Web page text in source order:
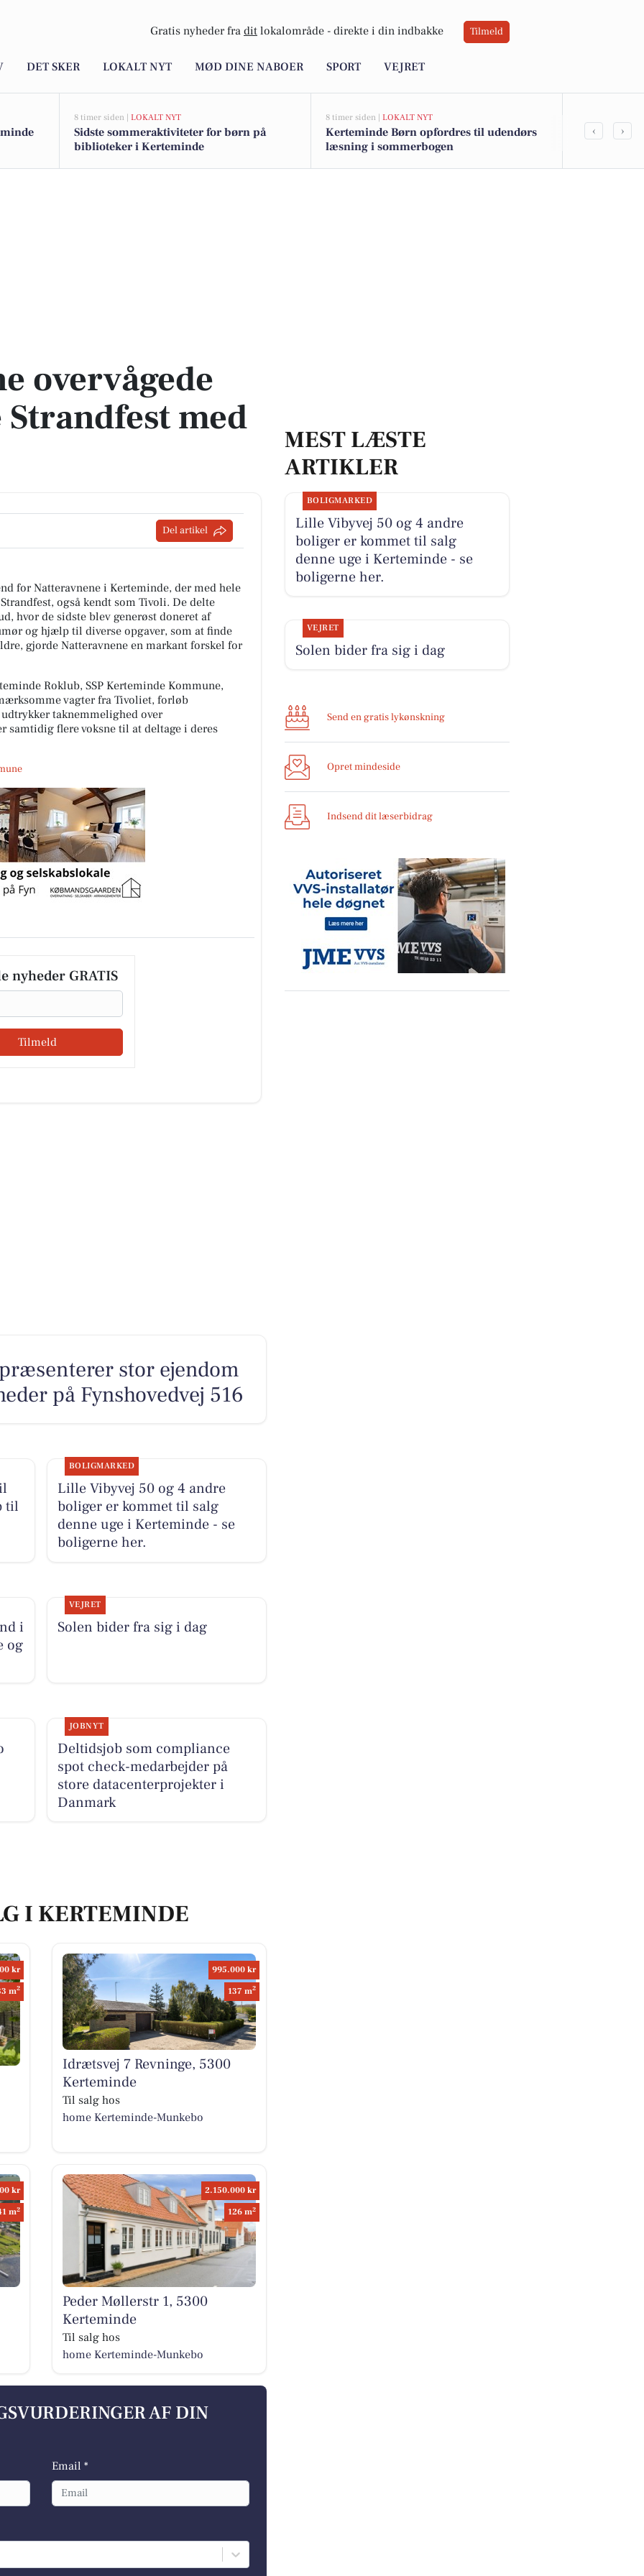
Gratis nyheder fra dit lokalområde - direkte i din indbakke Tilmeld
DET SKER LOKALT NYT MØD DINE NABOER SPORT VEJRET
8 timer siden | LOKALT NYT
Sidste sommeraktiviteter for børn på
biblioteker i Kerteminde
8 timer siden | LOKALT NYT
Kerteminde Børn opfordres til udendørs
læsning i sommerbogen
‹ ›
med stor succes
overvågede
med
Del artikel
for Natteravnene i Kerteminde, der med hele
også kendt som Tivoli. De delte
hvor de sidste blev generøst doneret af
og hjælp til diverse opgaver, som at finde
gjorde Natteravnene en markant forskel for
Roklub, SSP Kerteminde Kommune,
vagter fra Tivoliet, forløb
taknemmelighed over
samtidig flere voksne til at deltage i deres
nyheder GRATIS
Tilmeld
MEST LÆSTE
ARTIKLER
BOLIGMARKED
Lille Vibyvej 50 og 4 andre
boliger er kommet til salg
denne uge i Kerteminde - se
boligerne her.
VEJRET
Solen bider fra sig i dag
Send en gratis lykønskning
Opret mindeside
Indsend dit læserbidrag
stor ejendom
på Fynshovedvej 516
til
BOLIGMARKED
Lille Vibyvej 50 og 4 andre
boliger er kommet til salg
denne uge i Kerteminde - se
boligerne her.
i
og
VEJRET
Solen bider fra sig i dag
JOBNYT
Deltidsjob som compliance
spot check-medarbejder på
store datacenterprojekter i
Danmark
I KERTEMINDE
kr
m2
995.000 kr
137 m2
Idrætsvej 7 Revninge, 5300
Kerteminde
Til salg hos
home Kerteminde-Munkebo
kr
m2
2.150.000 kr
126 m2
Peder Møllerstr 1, 5300
Kerteminde
Til salg hos
home Kerteminde-Munkebo
AF DIN
Email *